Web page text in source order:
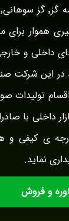
هموار برای
داخلی و
در این شرکت
تولیدات
داخلی با
درجه ی کیفی
نماید.
و فروش